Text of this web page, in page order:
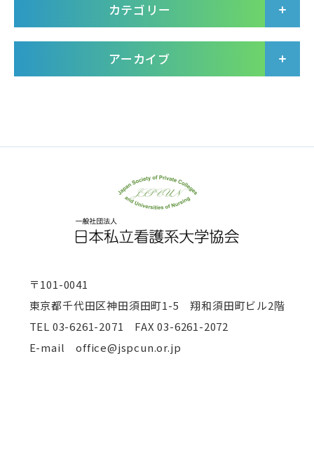
カテゴリー
アーカイブ
〒101-0041
東京都千代田区神田須田町1-5 翔和須田町ビル2階
TEL 03-6261-2071 FAX 03-6261-2072
E-mail office@jspcun.or.jp